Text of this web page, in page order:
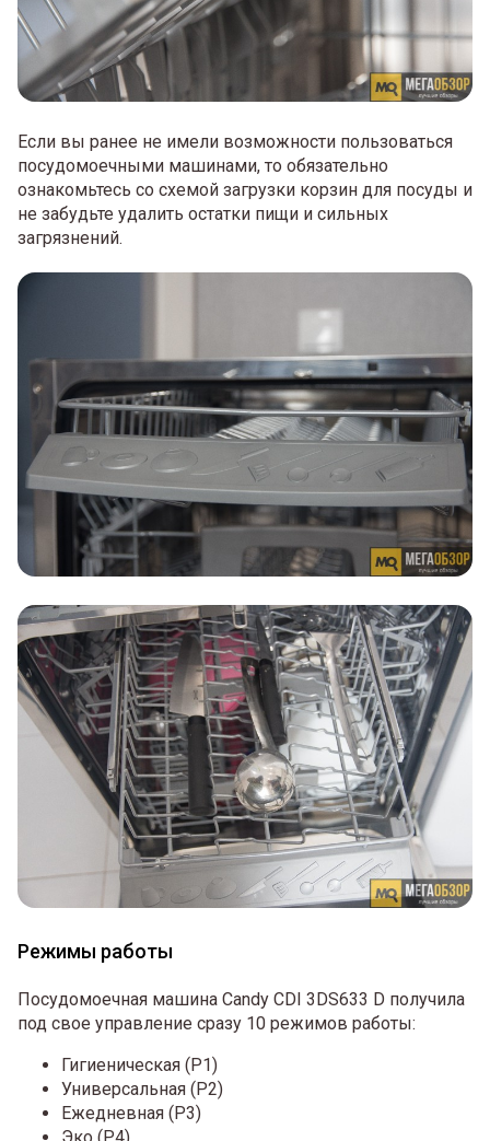
Если вы ранее не имели возможности пользоваться
посудомоечными машинами, то обязательно
ознакомьтесь со схемой загрузки корзин для посуды и
не забудьте удалить остатки пищи и сильных
загрязнений.
Режимы работы
Посудомоечная машина Candy CDI 3DS633 D получила
под свое управление сразу 10 режимов работы:
Гигиеническая (P1)
Универсальная (P2)
Ежедневная (P3)